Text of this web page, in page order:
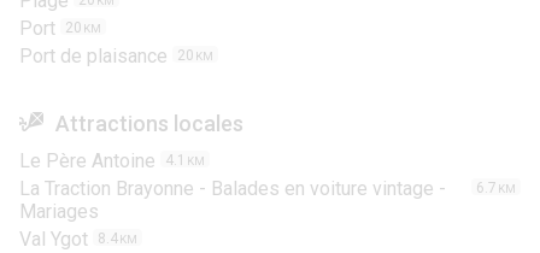
Port 20 KM
Port de plaisance 20 KM
Attractions locales
Le Père Antoine 4.1 KM
La Traction Brayonne - Balades en voiture vintage -
Mariages
6.7 KM
Val Ygot 8.4 KM